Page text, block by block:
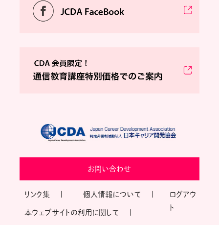
お問い合わせ
リンク集 個人情報について
本ウェブサイトの利用に関して
ログアウ
ト